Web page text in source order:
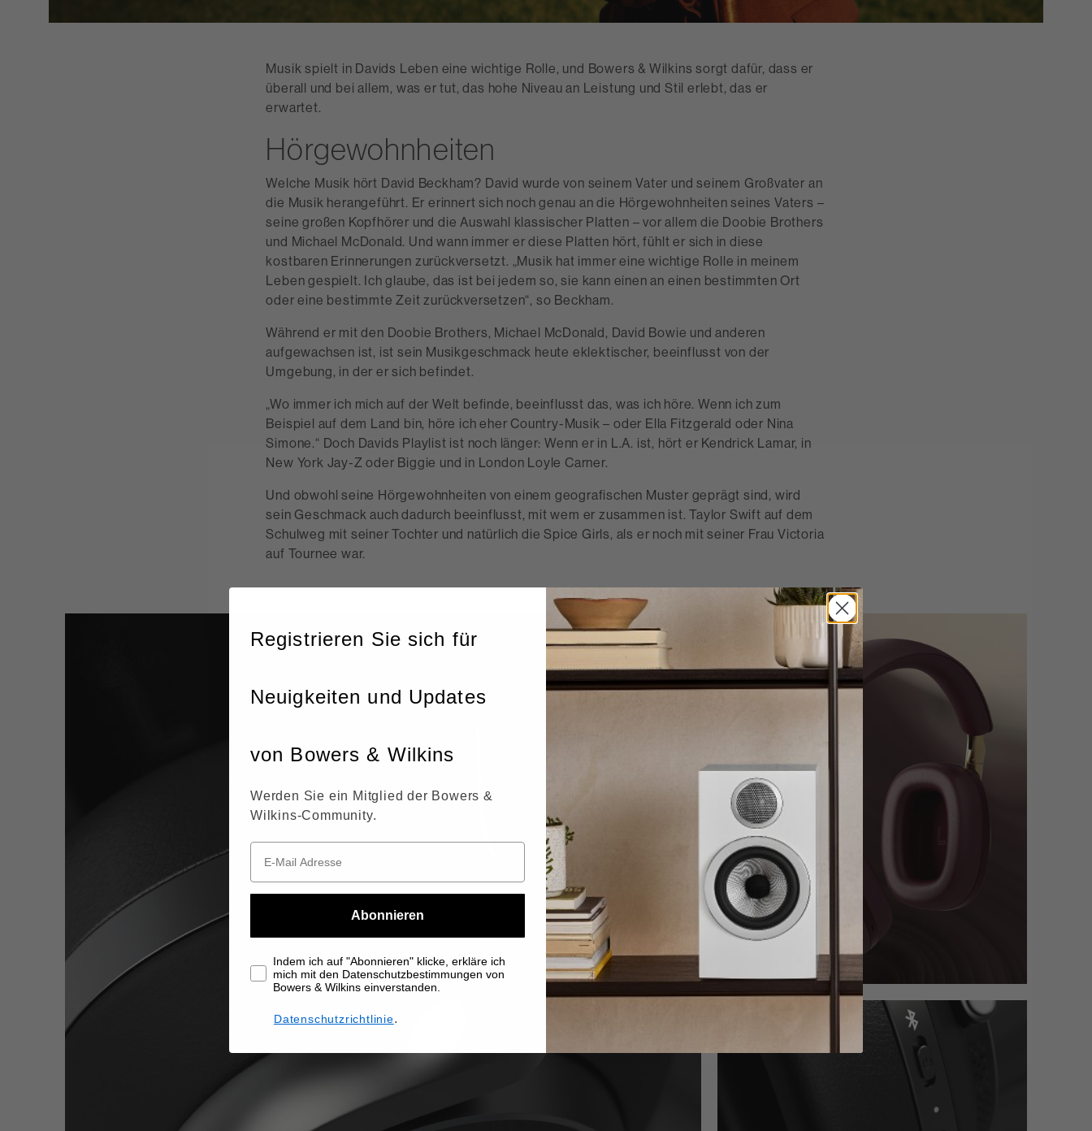
Musik spielt in Davids Leben eine wichtige Rolle, und Bowers & Wilkins sorgt dafür, dass er
überall und bei allem, was er tut, das hohe Niveau an Leistung und Stil erlebt, das er
erwartet.
Hörgewohnheiten
Welche Musik hört David Beckham? David wurde von seinem Vater und seinem Großvater an
die Musik herangeführt. Er erinnert sich noch genau an die Hörgewohnheiten seines Vaters –
seine großen Kopfhörer und die Auswahl klassischer Platten – vor allem die Doobie Brothers
und Michael McDonald. Und wann immer er diese Platten hört, fühlt er sich in diese
kostbaren Erinnerungen zurückversetzt. „Musik hat immer eine wichtige Rolle in meinem
Leben gespielt. Ich glaube, das ist bei jedem so, sie kann einen an einen bestimmten Ort
oder eine bestimmte Zeit zurückversetzen“, so Beckham.
Während er mit den Doobie Brothers, Michael McDonald, David Bowie und anderen
aufgewachsen ist, ist sein Musikgeschmack heute eklektischer, beeinflusst von der
Umgebung, in der er sich befindet.
„Wo immer ich mich auf der Welt befinde, beeinflusst das, was ich höre. Wenn ich zum
Beispiel auf dem Land bin, höre ich eher Country-Musik – oder Ella Fitzgerald oder Nina
Simone.“ Doch Davids Playlist ist noch länger: Wenn er in L.A. ist, hört er Kendrick Lamar, in
New York Jay-Z oder Biggie und in London Loyle Carner.
Und obwohl seine Hörgewohnheiten von einem geografischen Muster geprägt sind, wird
sein Geschmack auch dadurch beeinflusst, mit wem er zusammen ist. Taylor Swift auf dem
Schulweg mit seiner Tochter und natürlich die Spice Girls, als er noch mit seiner Frau Victoria
auf Tournee war.
Registrieren Sie sich für
Neuigkeiten und Updates
von Bowers & Wilkins
Werden Sie ein Mitglied der Bowers &
Wilkins-Community.
Abonnieren
Indem ich auf "Abonnieren" klicke, erkläre ich
mich mit den Datenschutzbestimmungen von
Bowers & Wilkins einverstanden.
Datenschutzrichtlinie.